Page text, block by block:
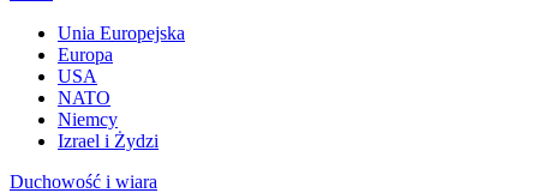
Unia Europejska
Europa
USA
NATO
Niemcy
Izrael i Żydzi
Duchowość i wiara